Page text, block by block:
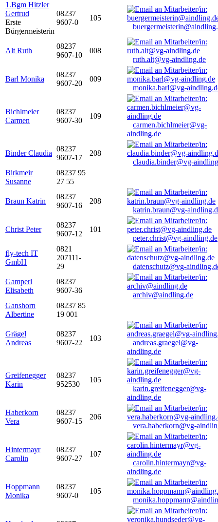
1.Bgm Hitzler
Gertrud
Erste
Bürgermeisterin
08237
9607-0
105
Alt Ruth
08237
9607-10
008
ruth.alt@vg-aindling.de
Barl Monika
08237
9607-20
009
monika.barl@vg-
Bichlmeier
Carmen
08237
9607-30
109
carmen.bichlmeier@vg-
aindling.de
Binder Claudia
08237
9607-17
208
claudia.binder@vg-
Birkmeir
Susanne
08237 95
27 55
Braun Katrin
08237
9607-16
208
katrin.braun@vg-
Christ Peter
08237
9607-12
101
peter.christ@vg-aindling.de
fly-tech IT
GmbH
0821
207111-
29
datenschutz@vg-
Gamperl
Elisabeth
08237
9607-36
archiv@aindling.de
Ganshorn
Albertine
08237 85
19 001
Grägel
Andreas
08237
9607-22
103
andreas.graegel@vg-
aindling.de
Greifenegger
Karin
08237
952530
105
karin.greifenegger@vg-
aindling.de
Haberkorn
Vera
08237
9607-15
206
vera.haberkorn@vg-
Hintermayr
Carolin
08237
9607-27
107
carolin.hintermayr@vg-
aindling.de
Hoppmann
Monika
08237
9607-0
105